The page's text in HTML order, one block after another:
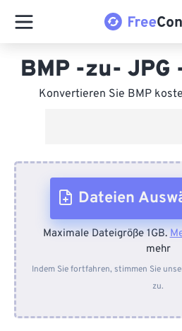
BMP -zu-
Konvertieren Sie BMP
Dateien
Vom Gerät
Von Dropbox
Maximale Dateigröße 1GB.
mehr
Indem Sie fortfahren, stimmen Sie
zu.